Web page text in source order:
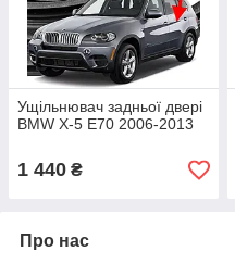
Ущільнювач задньої двері
BMW X-5 E70 2006-2013
1 440 ₴
Про нас